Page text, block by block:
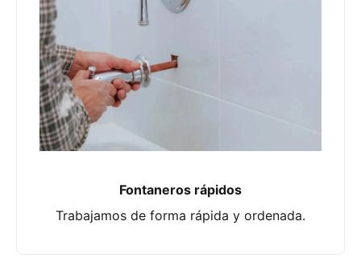
Fontaneros rápidos
Trabajamos de forma rápida y ordenada.